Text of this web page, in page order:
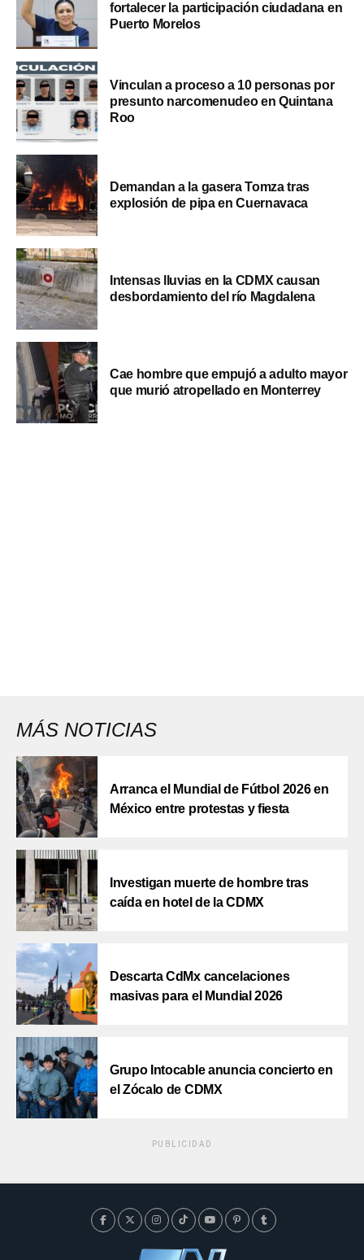
fortalecer la participación ciudadana en
Puerto Morelos
Vinculan a proceso a 10 personas por
presunto narcomenudeo en Quintana
Roo
Demandan a la gasera Tomza tras
explosión de pipa en Cuernavaca
Intensas lluvias en la CDMX causan
desbordamiento del río Magdalena
Cae hombre que empujó a adulto mayor
que murió atropellado en Monterrey
MÁS NOTICIAS
Arranca el Mundial de Fútbol 2026 en
México entre protestas y fiesta
Investigan muerte de hombre tras
caída en hotel de la CDMX
Descarta CdMx cancelaciones
masivas para el Mundial 2026
Grupo Intocable anuncia concierto en
el Zócalo de CDMX
PUBLICIDAD